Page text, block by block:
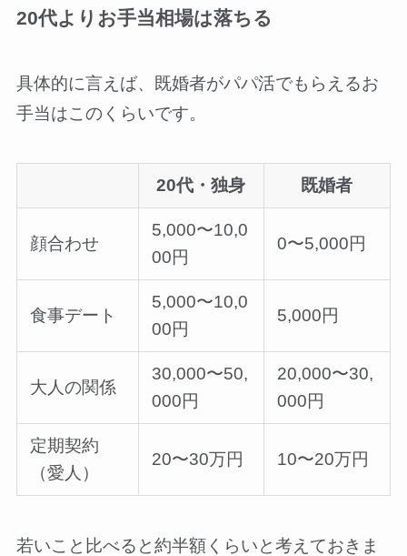
20代よりお手当相場は落ちる
具体的に言えば、既婚者がパパ活でもらえるお
手当はこのくらいです。
20代・独身 既婚者
顔合わせ
5,000〜10,0
00円
0〜5,000円
食事デート
5,000〜10,0
00円
5,000円
大人の関係
30,000〜50,
000円
20,000〜30,
000円
定期契約
（愛人）
20〜30万円 10〜20万円
若いこと比べると約半額くらいと考えておきま